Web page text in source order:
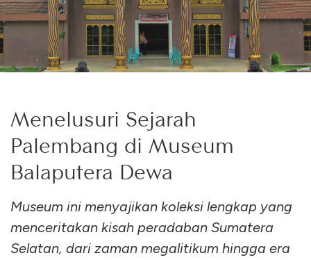
Menelusuri Sejarah
Palembang di Museum
Balaputera Dewa
Museum ini menyajikan koleksi lengkap yang
menceritakan kisah peradaban Sumatera
Selatan, dari zaman megalitikum hingga era